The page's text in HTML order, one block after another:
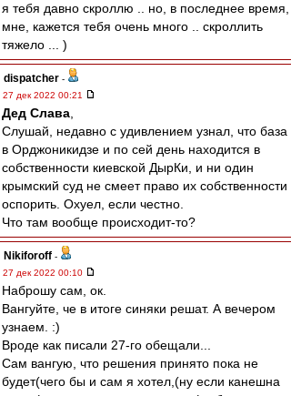
я тебя давно скроллю .. но, в последнее время,
мне, кажется тебя очень много .. скроллить
тяжело ... )
dispatcher -
27 дек 2022 00:21
Дед Слава
Слушай, недавно с удивлением узнал, что база
в Орджоникидзе и по сей день находится в
собственности киевской ДырКи, и ни один
крымский суд не смеет право их собственности
оспорить. Охуел, если честно.
Что там вообще происходит-то?
Nikiforoff -
27 дек 2022 00:10
Наброшу сам, ок.
Вангуйте, че в итоге синяки решат. А вечером
узнаем. :)
Вроде как писали 27-го обещали...
Сам вангую, что решения принято пока не
будет(чего бы и сам я хотел,(ну если канешна